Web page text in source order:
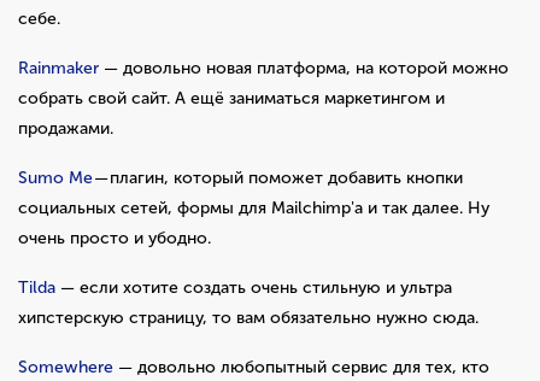
себе.
Rainmaker — довольно новая платформа, на которой можно
собрать свой сайт. А ещё заниматься маркетингом и
продажами.
Sumo Me— плагин, который поможет добавить кнопки
социальных сетей, формы для Mailchimp'a и так далее. Ну
очень просто и убодно.
Tilda — если хотите создать очень стильную и ультра
хипстерскую страницу, то вам обязательно нужно сюда.
Somewhere — довольно любопытный сервис для тех, кто